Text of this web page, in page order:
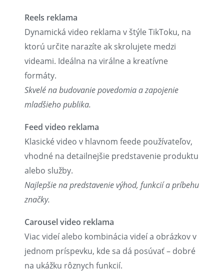
Reels reklama
Dynamická video reklama v štýle TikToku, na
ktorú určite narazíte ak skrolujete medzi
videami. Ideálna na virálne a kreatívne
formáty.
Skvelé na budovanie povedomia a zapojenie
mladšieho publika.
Feed video reklama
Klasické video v hlavnom feede používateľov,
vhodné na detailnejšie predstavenie produktu
alebo služby.
Najlepšie na predstavenie výhod, funkcií a príbehu
značky.
Carousel video reklama
Viac videí alebo kombinácia videí a obrázkov v
jednom príspevku, kde sa dá posúvať – dobré
na ukážku rôznych funkcií.